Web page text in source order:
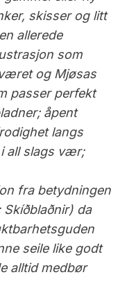
skisser og litt
allerede
som
og Mjøsas
passer perfekt
åpent
langs
all slags vær;
fra betydningen
da
seile like godt
alltid medbør